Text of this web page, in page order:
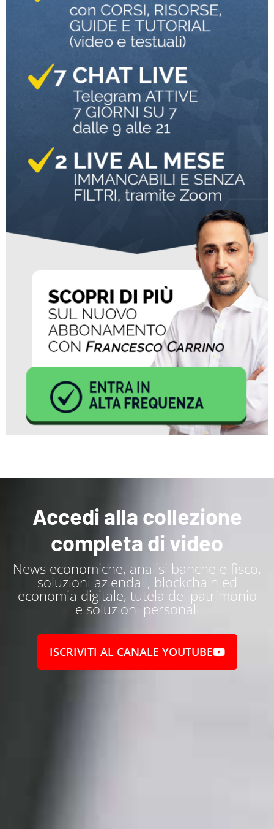
Accedi alla collezione
completa di video
News economiche, analisi banche e fisco,
soluzioni aziendali, blockchain ed
economia digitale, tutela del patrimonio
e soluzioni personali
ISCRIVITI AL CANALE YOUTUBE